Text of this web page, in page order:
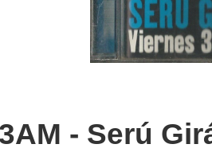
- Serú